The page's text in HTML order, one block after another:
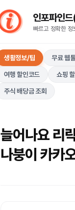
인포파인
빠르고 정확한 정
생활정보/팁 무료 웹
여행 할인코드 쇼핑
주식 배당금 조회
늘어나요 리
나붕이 카카